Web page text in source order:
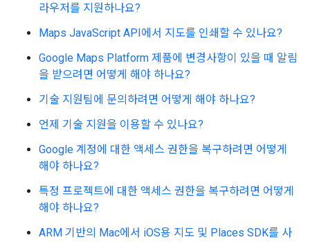
라우저를 지원하나요?
Maps JavaScript API에서 지도를 인쇄할 수 있나요?
Google Maps Platform 제품에 변경사항이 있을 때 알림
을 받으려면 어떻게 해야 하나요?
기술 지원팀에 문의하려면 어떻게 해야 하나요?
언제 기술 지원을 이용할 수 있나요?
Google 계정에 대한 액세스 권한을 복구하려면 어떻게
해야 하나요?
특정 프로젝트에 대한 액세스 권한을 복구하려면 어떻게
해야 하나요?
ARM 기반의 Mac에서 iOS용 지도 및 Places SDK를 사